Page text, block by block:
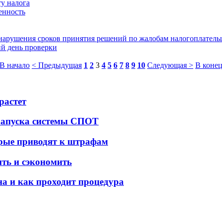
налога
сроков принятия решений по жалобам
день проверки
начало < Предыдущая 1 2 3 4 5 6 7 8 9 10 Следующая > В
системы СПОТ
приводят к штрафам
и сэкономить
и как проходит процедура